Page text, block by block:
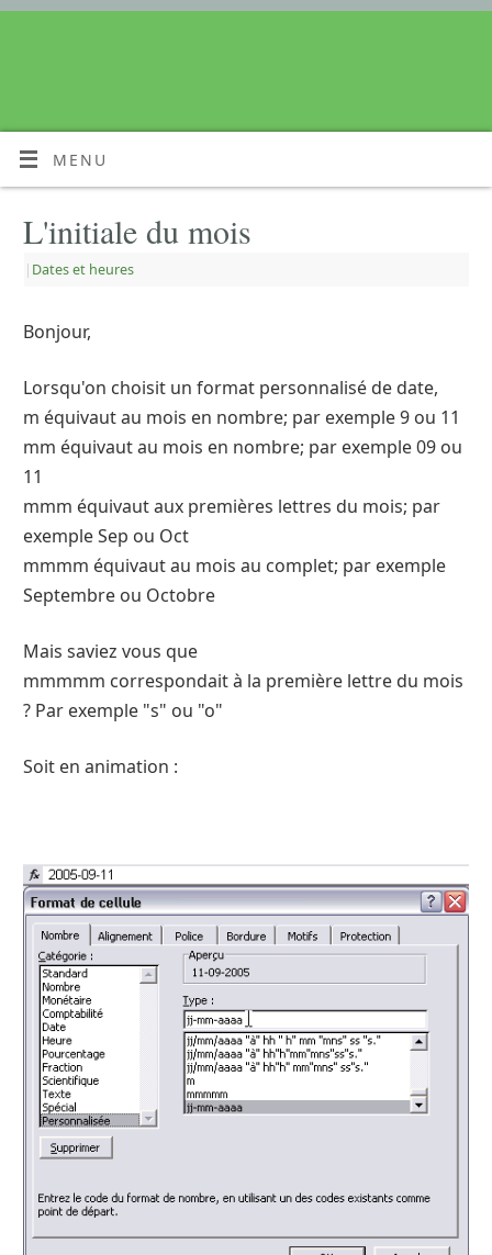
MENU
L'initiale du mois
| Dates et heures
Bonjour,
Lorsqu'on choisit un format personnalisé de date,
m équivaut au mois en nombre; par exemple 9 ou 11
mm équivaut au mois en nombre; par exemple 09 ou
11
mmm équivaut aux premières lettres du mois; par
exemple Sep ou Oct
mmmm équivaut au mois au complet; par exemple
Septembre ou Octobre
Mais saviez vous que
mmmmm correspondait à la première lettre du mois
? Par exemple "s" ou "o"
Soit en animation :